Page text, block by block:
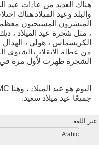
هناك العديد من عادات عيد
والبلد وعيد الميلاد.هناك
المبشرون المسيحيون معظم
، مثل شجرة عيد الميلاد ،
الكريسماس ، هولي ، الهدال ،
من عطلة الانقلاب الشتوي
الشجرة ظهرت لأول مرة في
جميعًا عيد ميلاد سعيد.
غير اللغة
Arabic